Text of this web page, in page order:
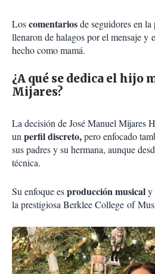
Loscomentariosde seguidores en
llenaron de halagos por el mensaje y
hecho como mamá.
¿A qué se dedica el hijo
Mijares?
La decisión de José Manuel Mijares
un perfil discreto,pero enfocado
sus padres y su hermana, aunque
técnica.
Su enfoque esproducción musicaly
la prestigiosa Berklee College of